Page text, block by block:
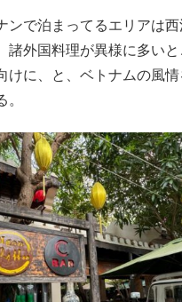
ンで泊まってるエリアは
諸外国料理が異様に多い
けに、と、ベトナムの風情